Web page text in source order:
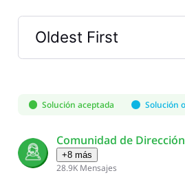
Oldest First
Selected
First
Solución aceptada Solución
Comunidad de
+8 más
28.9K Mensajes